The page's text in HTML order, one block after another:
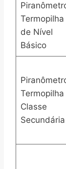
Termopilha
de Nível
Básico
Termopilha
Classe
Secundária